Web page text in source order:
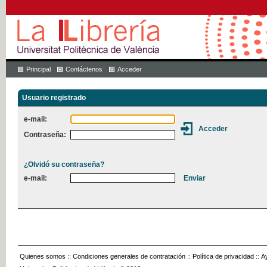
Principal Contáctenos Acceder
Usuario registrado
e-mail:
Contraseña:
¿Olvidó su contraseña?
e-mail:
Quienes somos :: Condiciones generales de contratación :: Política de privacidad ::